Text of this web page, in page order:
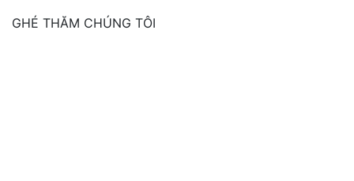
GHÉ THĂM CHÚNG TÔI